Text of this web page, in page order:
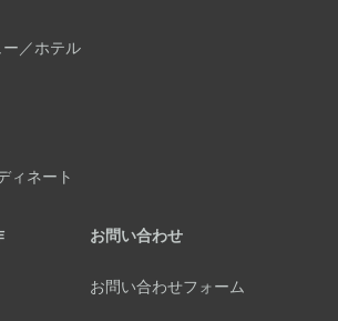
／ホテル
ィネート
お問い合わせ
お問い合わせフォーム